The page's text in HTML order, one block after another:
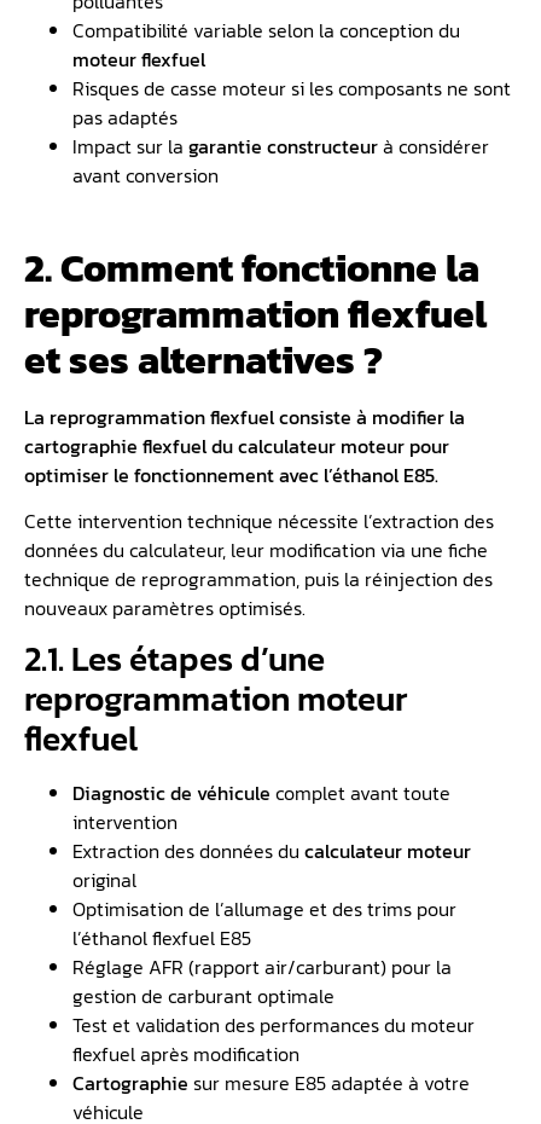
Compatibilité variable selon la conception du
moteur flexfuel
Risques de casse moteur si les composants ne sont
pas adaptés
Impact sur la garantie constructeurà considérer
avant conversion
2. Comment fonctionne la
reprogrammation flexfuel
et ses alternatives ?
La reprogrammation flexfuel consiste à modifier la
cartographie flexfuel du calculateur moteur pour
optimiser le fonctionnement avec l’éthanol E85.
Cette intervention technique nécessite l’extraction des
données du calculateur, leur modification via une fiche
technique de reprogrammation, puis la réinjection des
nouveaux paramètres optimisés.
2.1. Les étapes d’une
reprogrammation moteur
flexfuel
Diagnostic de véhicule complet avant toute
intervention
Extraction des données du calculateur moteur
original
Optimisation de l’allumage et des trims pour
l’éthanol flexfuel E85
Réglage AFR (rapport air/carburant) pour la
gestion de carburant optimale
Test et validation des performances du moteur
flexfuel après modification
Cartographie sur mesure E85 adaptée à votre
véhicule